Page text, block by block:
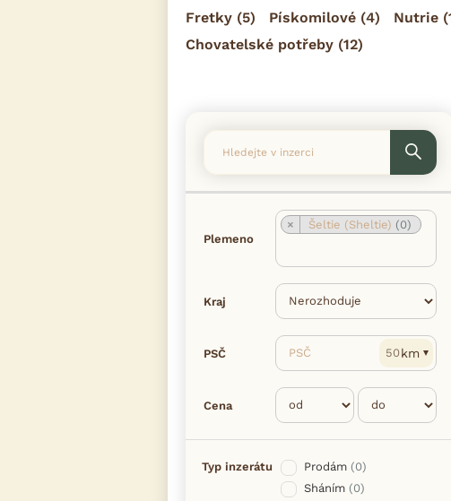
Fretky (5) Pískomilové (4) Nutrie
Chovatelské potřeby (12)
Plemeno
× Šeltie (Sheltie) (0)
Kraj
PSČ PSČ km
Cena
Typ inzerátu Prodám (0)
Sháním (0)